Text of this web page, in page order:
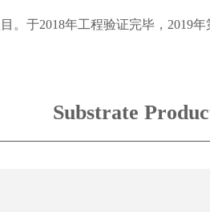
。于2018年工程验证完毕，2019
Substrate